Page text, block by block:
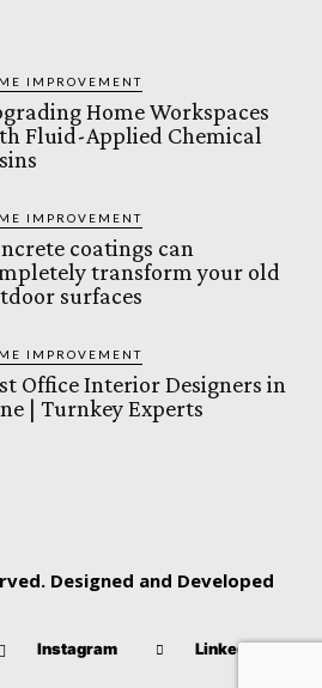
IMPROVEMENT
Home Workspaces
Fluid-Applied Chemical
IMPROVEMENT
coatings can
transform your old
surfaces
IMPROVEMENT
Office Interior Designers in
| Turnkey Experts
Designed and Developed
Instagram Linkedin